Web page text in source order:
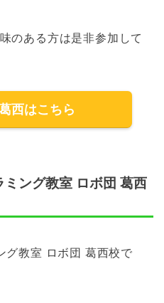
のある方は是非参加して
西はこちら
ング教室 ロボ団 葛西
グ教室 ロボ団 葛西校で